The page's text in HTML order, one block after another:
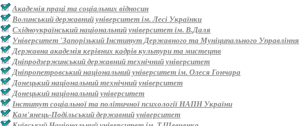
Академія праці та соціальних відносин
Волинський державний університет ім. Лесі Українки
Східноукраїнський національний університет ім. В.Даля
Університет 'Запорізький Інститут Державного та Муніципального
Державна академія керівних кадрів культури та мистецтв
Дніпродзержинський державний технічний університет
Дніпропетровський національний університет ім. Олеся Гончара
Донецький національний технічний університет
Донецький національний університет
Інститут соціальної та політичної психології НАПН України
Кам'янець-Подільський державний університет